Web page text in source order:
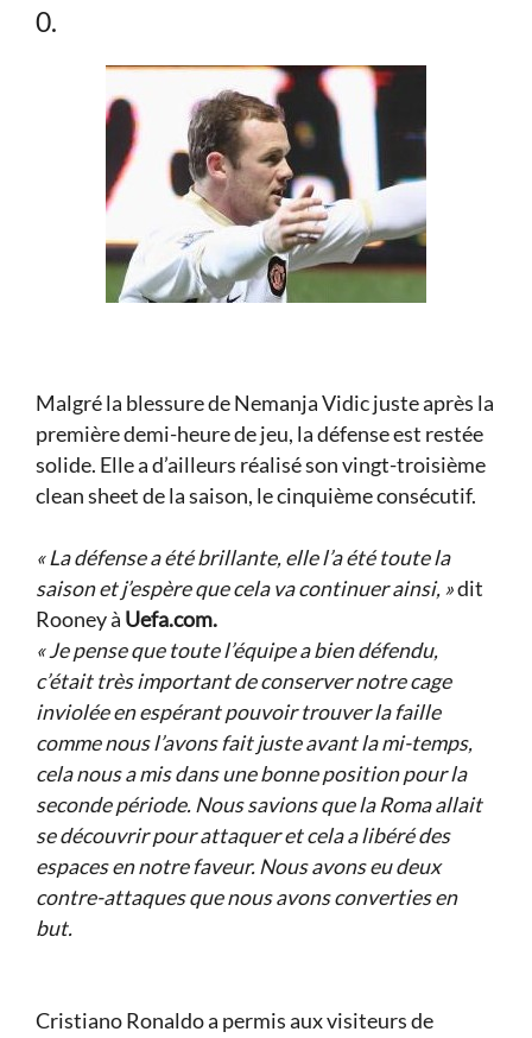
0.
Malgré la blessure de Nemanja Vidic juste après la
première demi-heure de jeu, la défense est restée
solide. Elle a d’ailleurs réalisé son vingt-troisième
clean sheet de la saison, le cinquième consécutif.
« La défense a été brillante, elle l’a été toute la
saison et j’espère que cela va continuer ainsi, »dit
Rooney à Uefa.com.
« Je pense que toute l’équipe a bien défendu,
c’était très important de conserver notre cage
inviolée en espérant pouvoir trouver la faille
comme nous l’avons fait juste avant la mi-temps,
cela nous a mis dans une bonne position pour la
seconde période. Nous savions que la Roma allait
se découvrir pour attaquer et cela a libéré des
espaces en notre faveur. Nous avons eu deux
contre-attaques que nous avons converties en
but.
Cristiano Ronaldo a permis aux visiteurs de